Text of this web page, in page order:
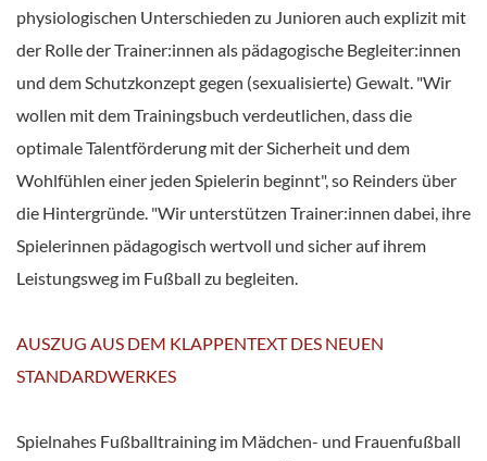
physiologischen Unterschieden zu Junioren auch explizit mit
der Rolle der Trainer:innen als pädagogische Begleiter:innen
und dem Schutzkonzept gegen (sexualisierte) Gewalt. "Wir
wollen mit dem Trainingsbuch verdeutlichen, dass die
optimale Talentförderung mit der Sicherheit und dem
Wohlfühlen einer jeden Spielerin beginnt", so Reinders über
die Hintergründe. "Wir unterstützen Trainer:innen dabei, ihre
Spielerinnen pädagogisch wertvoll und sicher auf ihrem
Leistungsweg im Fußball zu begleiten.
AUSZUG AUS DEM KLAPPENTEXT DES NEUEN
STANDARDWERKES
Spielnahes Fußballtraining im Mädchen- und Frauenfußball